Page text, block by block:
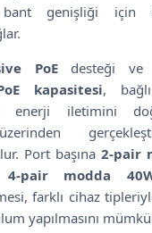
bant genişliği için
PoEdesteği ve
kapasitesi,
enerji iletimini
Port başına 2-pair
4-pair modda
farklı cihaz
yapılmasını